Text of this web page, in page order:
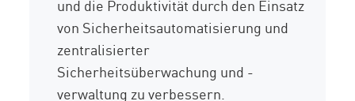
und die Produktivität durch den Einsatz
von Sicherheitsautomatisierung und
zentralisierter
Sicherheitsüberwachung und -
verwaltung zu verbessern.